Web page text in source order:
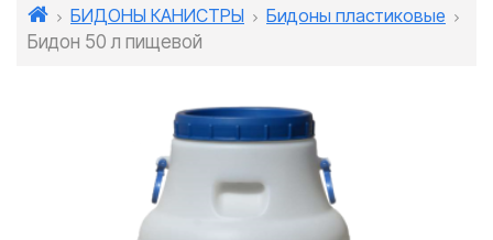
БИДОНЫ КАНИСТРЫ
Бидоны пластиковые
Бидон 50 л пищевой